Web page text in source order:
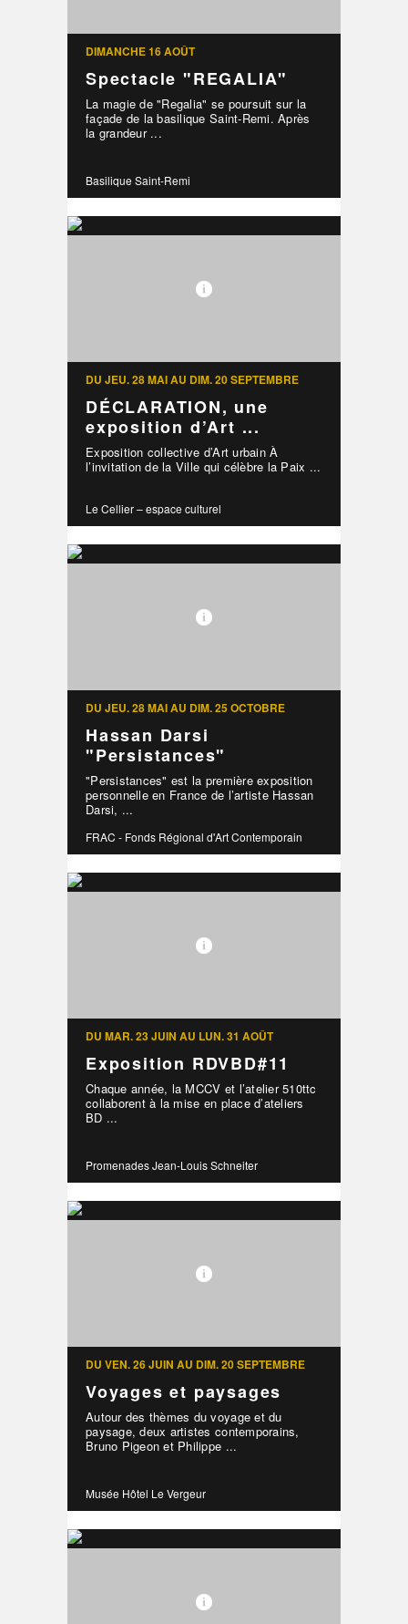
DIMANCHE 16 AOÛT
Spectacle "REGALIA"
La magie de "Regalia" se poursuit sur la
façade de la basilique Saint-Remi. Après
la grandeur ...
Basilique Saint-Remi
DU JEU. 28 MAI AU DIM. 20 SEPTEMBRE
DÉCLARATION, une
exposition d’Art ...
Exposition collective d’Art urbain À
l’invitation de la Ville qui célèbre la Paix ...
Le Cellier – espace culturel
DU JEU. 28 MAI AU DIM. 25 OCTOBRE
Hassan Darsi
"Persistances"
"Persistances" est la première exposition
personnelle en France de l’artiste Hassan
Darsi, ...
FRAC - Fonds Régional d'Art Contemporain
DU MAR. 23 JUIN AU LUN. 31 AOÛT
Exposition RDVBD#11
Chaque année, la MCCV et l’atelier 510ttc
collaborent à la mise en place d’ateliers
BD ...
Promenades Jean-Louis Schneiter
DU VEN. 26 JUIN AU DIM. 20 SEPTEMBRE
Voyages et paysages
Autour des thèmes du voyage et du
paysage, deux artistes contemporains,
Bruno Pigeon et Philippe ...
Musée Hôtel Le Vergeur